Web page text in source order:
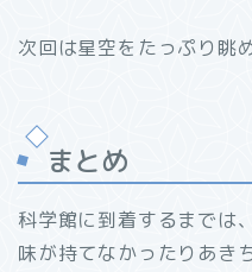
次回は星空をたっぷり眺
まとめ
科学館に到着するまでは
味が持てなかったりあき